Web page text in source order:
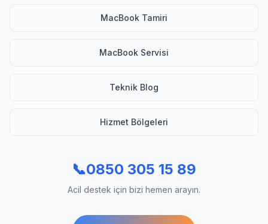
MacBook Tamiri
MacBook Servisi
Teknik Blog
Hizmet Bölgeleri
📞0850 305 15 89
Acil destek için bizi hemen arayın.